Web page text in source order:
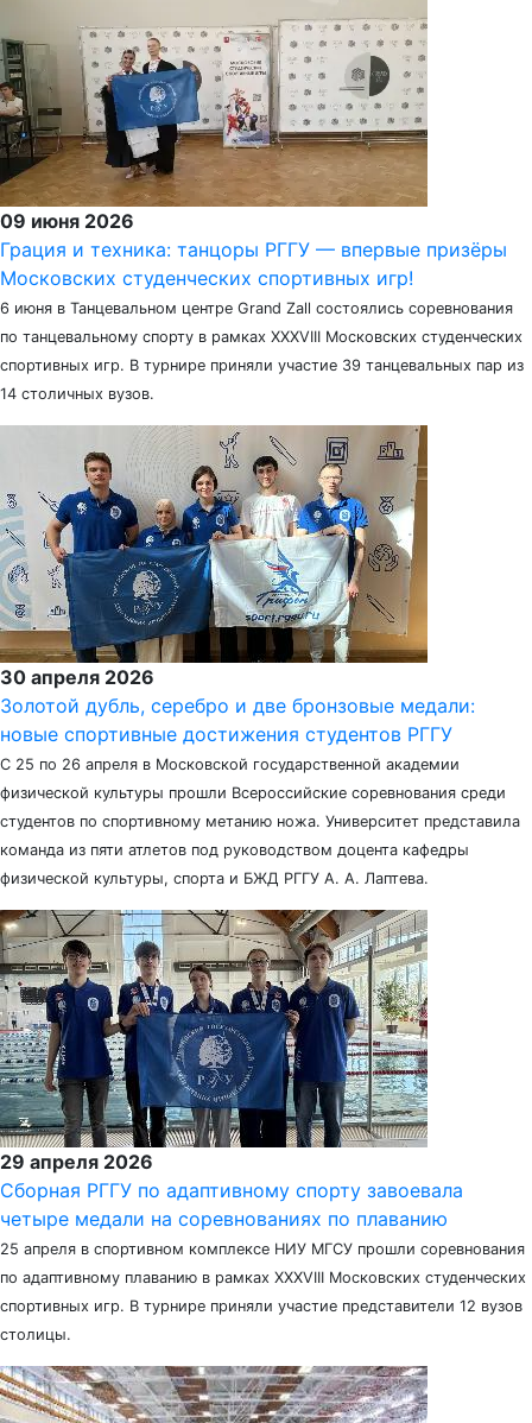
09 июня 2026
Грация и техника: танцоры РГГУ — впервые призёры
Московских студенческих спортивных игр!
6 июня в Танцевальном центре Grand Zall состоялись соревнования
по танцевальному спорту в рамках XXXVIII Московских студенческих
спортивных игр. В турнире приняли участие 39 танцевальных пар из
14 столичных вузов.
30 апреля 2026
Золотой дубль, серебро и две бронзовые медали:
новые спортивные достижения студентов РГГУ
С 25 по 26 апреля в Московской государственной академии
физической культуры прошли Всероссийские соревнования среди
студентов по спортивному метанию ножа. Университет представила
команда из пяти атлетов под руководством доцента кафедры
физической культуры, спорта и БЖД РГГУ А. А. Лаптева.
29 апреля 2026
Сборная РГГУ по адаптивному спорту завоевала
четыре медали на соревнованиях по плаванию
25 апреля в спортивном комплексе НИУ МГСУ прошли соревнования
по адаптивному плаванию в рамках XXXVIII Московских студенческих
спортивных игр. В турнире приняли участие представители 12 вузов
столицы.